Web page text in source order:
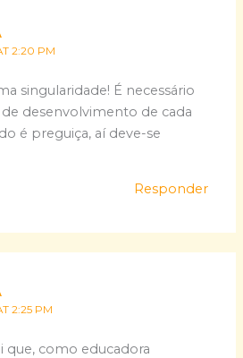
2:20 PM
singularidade! É necessário
desenvolvimento de cada
é preguiça, aí deve-se
Responder
2:25 PM
que, como educadora